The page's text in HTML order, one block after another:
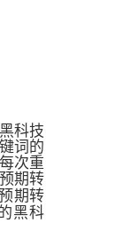
科技
词的
次重
预期转
期转
黑科